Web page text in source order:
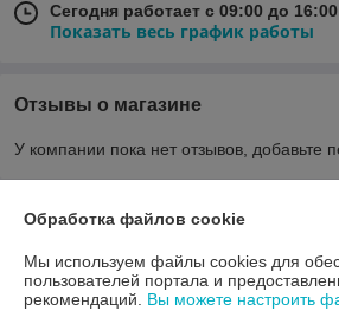
Сегодня работает с 09:00 до 16:00
Показать весь график работы
Отзывы о магазине
У компании пока нет отзывов, добавьте
О нас
Контакты
Обработка файлов cookie
Мы используем файлы cookies для
пользователей портала и
рекомендаций. Вы можете настроить